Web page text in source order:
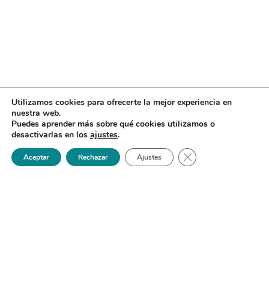
Utilizamos cookies para ofrecerte la mejor experiencia en
nuestra web.
Puedes aprender más sobre qué cookies utilizamos o
desactivarlas en los ajustes.
Aceptar Rechazar Ajustes Cerrar el banner de